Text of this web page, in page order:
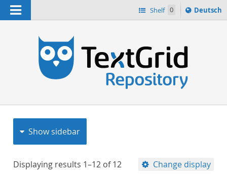
Navigation Shelf 0
Sprache
ï¿½ndern
Deutsch
Show sidebar
Displaying results 1–12 of12 Change display